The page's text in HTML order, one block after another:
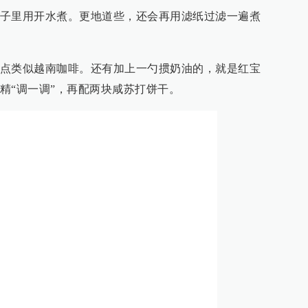
里用开水煮。更地道些，还会再用滤纸过滤一遍煮
类似越南咖啡。还有加上一勺掼奶油的，就是红宝
“调一调”，再配两块咸苏打饼干。